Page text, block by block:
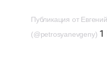
Публикация от
(@petrosyanevgeny) 1